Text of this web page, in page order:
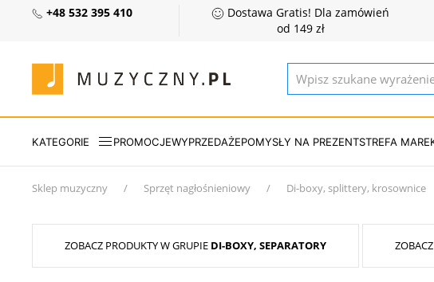
+48 532 395 410
Dostawa Gratis! Dla zamówień
od 149 zł
KATEGORIE PROMOCJEWYPRZEDAŻEPOMYSŁY NA PREZENTSTREFA
Sklep muzyczny Sprzęt nagłośnieniowy Di-boxy, splittery, krosownice
ZOBACZ PRODUKTY W GRUPIE DI-BOXY, SEPARATORY